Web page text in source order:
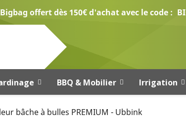
Bigbag offert dès 150€ d'achat avec le code :
BBQ & Mobilier Irrigation
bâche à bulles PREMIUM - Ubbink